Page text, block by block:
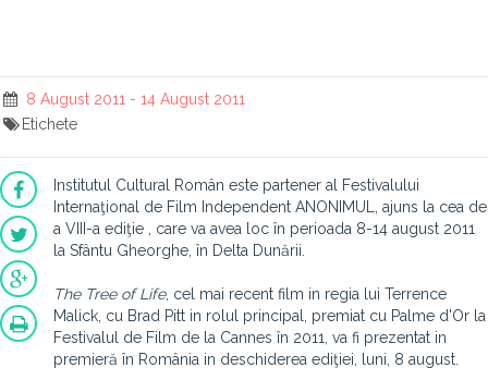
8 August 2011 - 14 August 2011
Etichete
Institutul Cultural Român este partener al Festivalului
Internaţional de Film Independent ANONIMUL, ajuns la cea de
a VIII-a ediţie , care va avea loc în perioada 8-14 august 2011
la Sfântu Gheorghe, în Delta Dunării.
The Tree of Life, cel mai recent film in regia lui Terrence
Malick, cu Brad Pitt in rolul principal, premiat cu Palme d'Or la
Festivalul de Film de la Cannes în 2011, va fi prezentat in
premieră în România in deschiderea ediţiei, luni, 8 august.